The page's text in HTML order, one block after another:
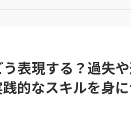
う表現する？過失
的なスキルを身に